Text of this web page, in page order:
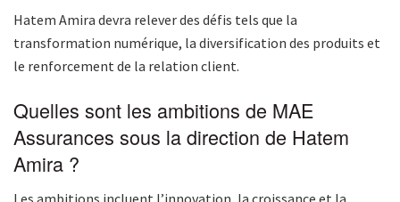
Hatem Amira devra relever des défis tels que la
transformation numérique, la diversification des produits et
le renforcement de la relation client.
Quelles sont les ambitions de MAE
Assurances sous la direction de Hatem
Amira ?
Les ambitions incluent l’innovation, la croissance et la